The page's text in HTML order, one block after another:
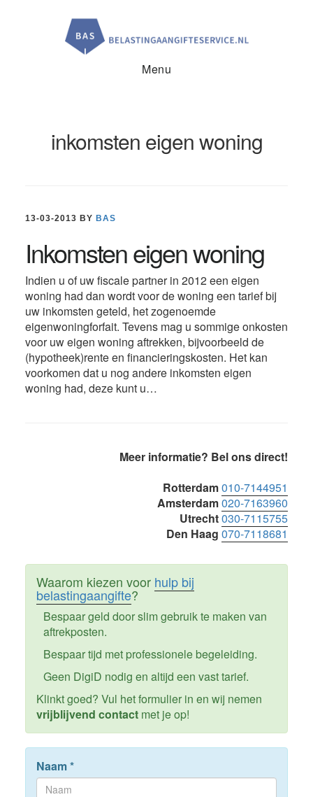
Menu
inkomsten eigen woning
13-03-2013 BY BAS
Inkomsten eigen woning
Indien u of uw fiscale partner in 2012 een eigen
woning had dan wordt voor de woning een tarief bij
uw inkomsten geteld, het zogenoemde
eigenwoningforfait. Tevens mag u sommige onkosten
voor uw eigen woning aftrekken, bijvoorbeeld de
(hypotheek)rente en financieringskosten. Het kan
voorkomen dat u nog andere inkomsten eigen
woning had, deze kunt u…
Meer informatie? Bel ons direct!
Rotterdam010-7144951
Amsterdam020-7163960
Utrecht030-7115755
Den Haag 070-7118681
Waarom kiezen voor hulp bij
belastingaangifte?
Bespaar geld door slim gebruik te maken van
aftrekposten.
Bespaar tijd met professionele begeleiding.
Geen DigiD nodig en altijd een vast tarief.
Klinkt goed? Vul het formulier in en wij nemen
vrijblijvend contactmet je op!
Naam*